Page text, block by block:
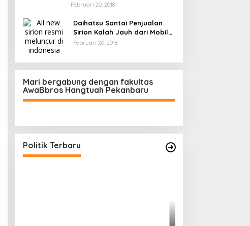
Februari 20, 2018
Daihatsu Santai Penjualan
Sirion Kalah Jauh dari Mobil
LCGC
Februari 20, 2018
Mari bergabung dengan fakultas
AwaBbros Hangtuah Pekanbaru
Politik Terbaru
Personel, Tegaskan Komitmen
Bersih Narkoba
Di Politik, Polri | Februari 23, 2026